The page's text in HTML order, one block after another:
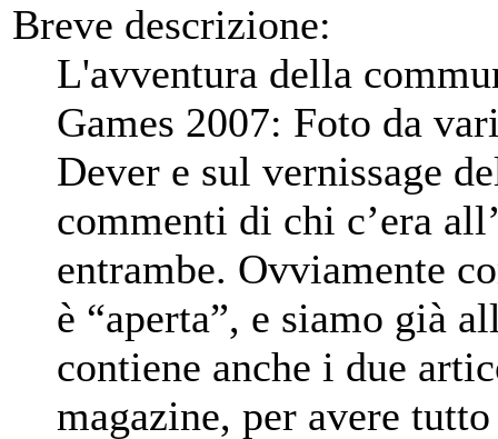
Breve descrizione:
L'avventura della
Games 2007: Foto da
Dever e sul vernissage
commenti di chi c’era
entrambe. Ovviamente
è “aperta”, e siamo già
contiene anche i due
magazine, per avere